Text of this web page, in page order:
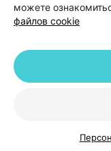
облысение.
можете
файлов cookie